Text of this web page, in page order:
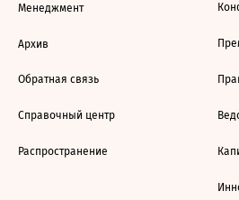
Менеджмент
Архив
Обратная связь
Справочный центр
Распространение